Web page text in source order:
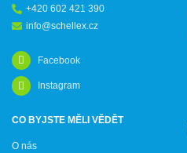
+420 602 421 390
info@schellex.cz
Facebook
Instagram
CO BYJSTE MĚLI VĚDĚT
O nás